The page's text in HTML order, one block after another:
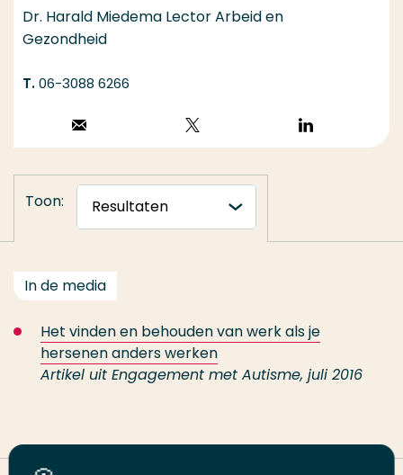
Dr. Harald Miedema Lector Arbeid en
Gezondheid
06-3088 6266
Stuur een email
LinkedIn
Toon:
In de media
Het vinden en behouden van werk als je
hersenen anders werken
Artikel uit Engagement met Autisme, juli 2016